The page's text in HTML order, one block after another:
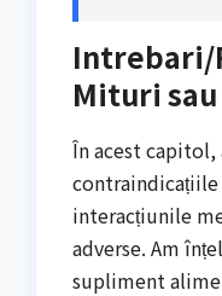
Intrebari/
Mituri
În acest
interacțiunile
adverse. Am
supliment